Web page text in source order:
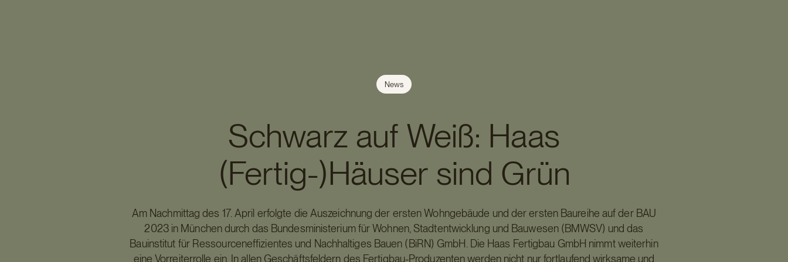
News
Schwarz auf Weiß: Haas
(Fertig-)Häuser sind Grün
Am Nachmittag des 17. April erfolgte die Auszeichnung der ersten Wohngebäude und der ersten Baureihe auf der BAU
2023 in München durch das Bundesministerium für Wohnen, Stadtentwicklung und Bauwesen (BMWSV) und das
Bauinstitut für Ressourceneffizientes und Nachhaltiges Bauen (BiRN) GmbH. Die Haas Fertigbau GmbH nimmt weiterhin
eine Vorreiterrolle ein. In allen Geschäftsfeldern des Fertigbau-Produzenten werden nicht nur fortlaufend wirksame und